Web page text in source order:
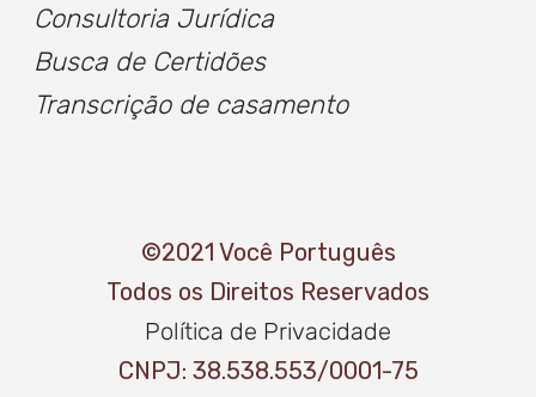
Consultoria Jurídica
Busca deCertidões
Transcrição de casamento
©2021 Você Português
Todos os Direitos Reservados
Política de Privacidade
CNPJ: 38.538.553/0001-75